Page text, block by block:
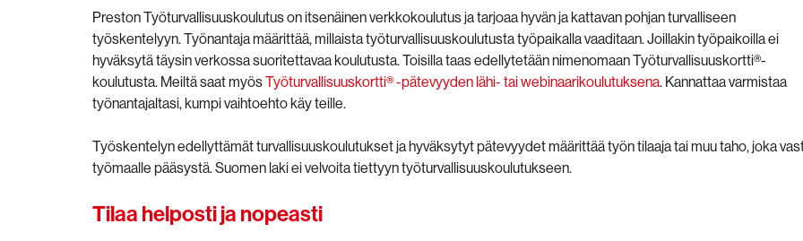
Preston Työturvallisuuskoulutus on itsenäinen verkkokoulutus ja tarjoaa hyvän ja kattavan pohjan turvalliseen
työskentelyyn. Työnantaja määrittää, millaista työturvallisuuskoulutusta työpaikalla vaaditaan. Joillakin työpaikoilla ei
hyväksytä täysin verkossa suoritettavaa koulutusta. Toisilla taas edellytetään nimenomaan Työturvallisuuskortti®-
koulutusta. Meiltä saat myösTyöturvallisuuskortti® -pätevyyden lähi- tai webinaarikoulutuksena. Kannattaa varmistaa
työnantajaltasi, kumpi vaihtoehto käy teille.
Työskentelyn edellyttämät turvallisuuskoulutukset ja hyväksytyt pätevyydet määrittää työn tilaaja tai muu taho, joka
työmaalle pääsystä. Suomen laki ei velvoita tiettyyn työturvallisuuskoulutukseen.
Tilaa helposti ja nopeasti